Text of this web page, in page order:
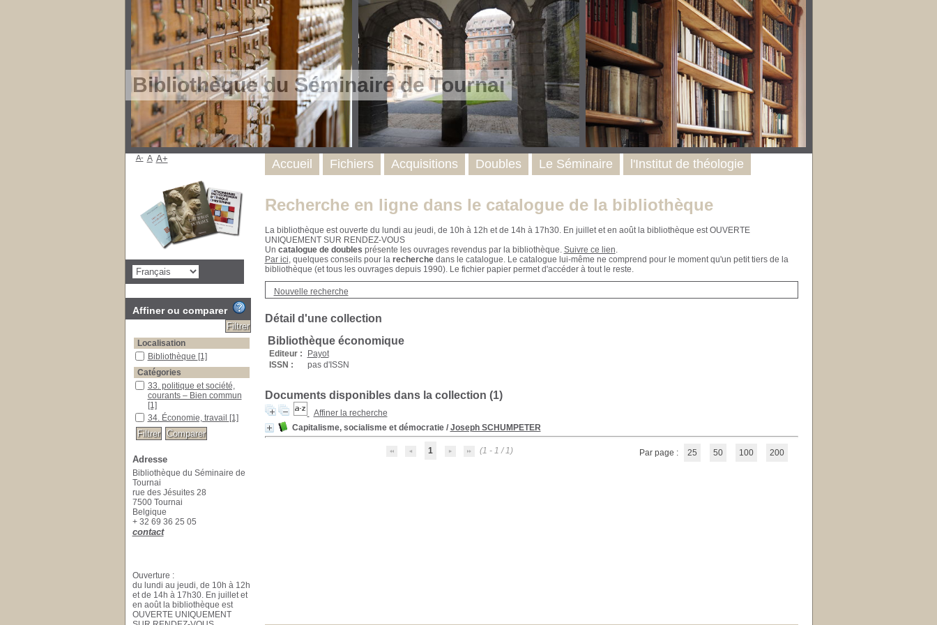
Bibliothèque du Séminaire de Tournai
Recherche en ligne dans le catalogue de la bibliothèque
La bibliothèque est ouverte du lundi au jeudi, de 10h à 12h et de 14h à 17h30. En juillet et en août la bibliothèque est OUVERTE
UNIQUEMENT SUR RENDEZ-VOUS
Un catalogue de doubles présente les ouvrages revendus par la bibliothèque. Suivre ce lien.
Par ici, quelques conseils pour la recherchedans le catalogue. Le catalogue lui-même ne comprend pour le moment qu'un petit tiers de la
bibliothèque (et tous les ouvrages depuis 1990). Le fichier papier permet d'accéder à tout le reste.
Nouvelle recherche
Détail d'une collection
Bibliothèque économique
Editeur :
Payot
ISSN :
pas d'ISSN
Documents disponibles dans la collection (1)
Affiner la recherche
Capitalisme, socialisme et démocratie/ Joseph SCHUMPETER
1 (1 - 1 / 1) Par page : 25 50 100 200
Accueil Fichiers Acquisitions Doubles Le Séminaire l'Institut de théologie
A- A A+
Affiner ou comparer
Localisation
Bibliothèque [1]
Catégories
33. politique et société,
courants – Bien commun
[1]
34. Économie, travail [1]
Adresse
Bibliothèque du Séminaire de
Tournai
rue des Jésuites 28
7500 Tournai
Belgique
+ 32 69 36 25 05
contact
Ouverture :
du lundi au jeudi, de 10h à 12h
et de 14h à 17h30. En juillet et
en août la bibliothèque est
OUVERTE UNIQUEMENT